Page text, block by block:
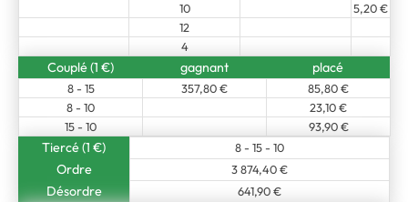
10
5,20 €
12
4
Couplé (1 €) gagnant placé
8 - 15 357,80 €
85,80 €
8 - 10
23,10 €
15 - 10
93,90 €
Tiercé (1 €) 8 - 15 - 10
Ordre 3 874,40 €
Désordre 641,90 €